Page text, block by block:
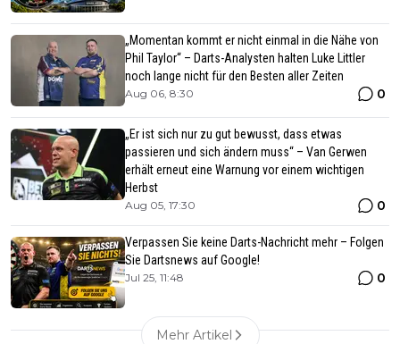
„Momentan kommt er nicht einmal in die Nähe von
Phil Taylor“ – Darts-Analysten halten Luke Littler
noch lange nicht für den Besten aller Zeiten
Aug 06, 8:30 0
„Er ist sich nur zu gut bewusst, dass etwas
passieren und sich ändern muss“ – Van Gerwen
erhält erneut eine Warnung vor einem wichtigen
Herbst
Aug 05, 17:30 0
Verpassen Sie keine Darts-Nachricht mehr – Folgen
Sie Dartsnews auf Google!
Jul 25, 11:48 0
Mehr Artikel